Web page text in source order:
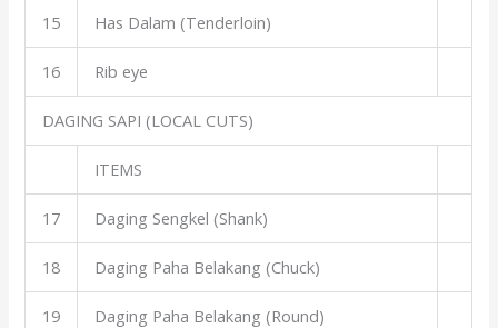
15 Has Dalam (Tenderloin)
16 Rib eye
DAGING SAPI (LOCAL CUTS)
ITEMS
17 Daging Sengkel (Shank)
18 Daging Paha Belakang (Chuck)
19 Daging Paha Belakang (Round)